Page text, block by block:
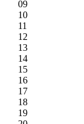
09
10
11
12
13
14
15
16
17
18
19